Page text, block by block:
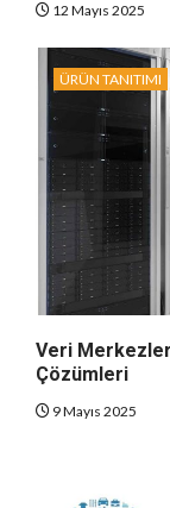
12 Mayıs 2025
ÜRÜN TANITIMI
Veri
Çözümleri
9 Mayıs 2025